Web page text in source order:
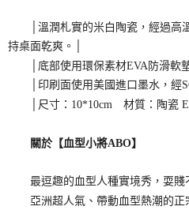
│溫潤札實的米白陶瓷，經過高
持桌面乾爽。│
│底部使用環保素材EVA防滑軟墊
│印刷面使用美國進口墨水，經
│尺寸：10*10cm 材質：陶瓷
關於【血型小將ABO】
最逗趣的血型人種實境秀，耍賤
亞洲超人氣、帶動血型熱潮的正